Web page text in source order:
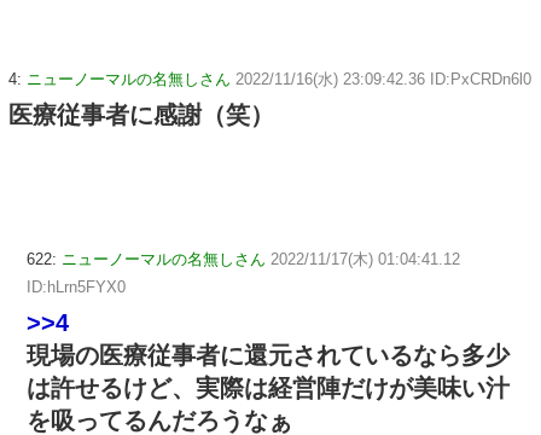
4: ニューノーマルの名無しさん 2022/11/16(水) 23:09:42.36 ID:PxCRDn6l0
医療従事者に感謝（笑）
622: ニューノーマルの名無しさん 2022/11/17(木) 01:04:41.12
ID:hLrn5FYX0
>>4
現場の医療従事者に還元されているなら多少
は許せるけど、実際は経営陣だけが美味い汁
を吸ってるんだろうなぁ